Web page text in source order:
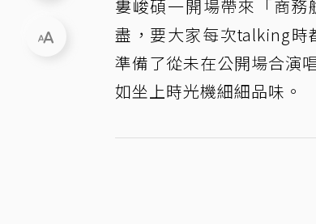
婁峻碩一開場帶來「商
盡，要大家每次talking時
準備了從未在公開場合演
如坐上時光機細細品味。